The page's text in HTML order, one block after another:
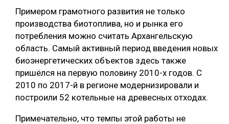
Примером грамотного развития не только
производства биотоплива, но и рынка его
потребления можно считать Архангельскую
область. Самый активный период введения новых
биоэнергетических объектов здесь также
пришёлся на первую половину 2010-х годов. С
2010 по 2017-й в регионе модернизировали и
построили 52 котельные на древесных отходах.
Примечательно, что темпы этой работы не